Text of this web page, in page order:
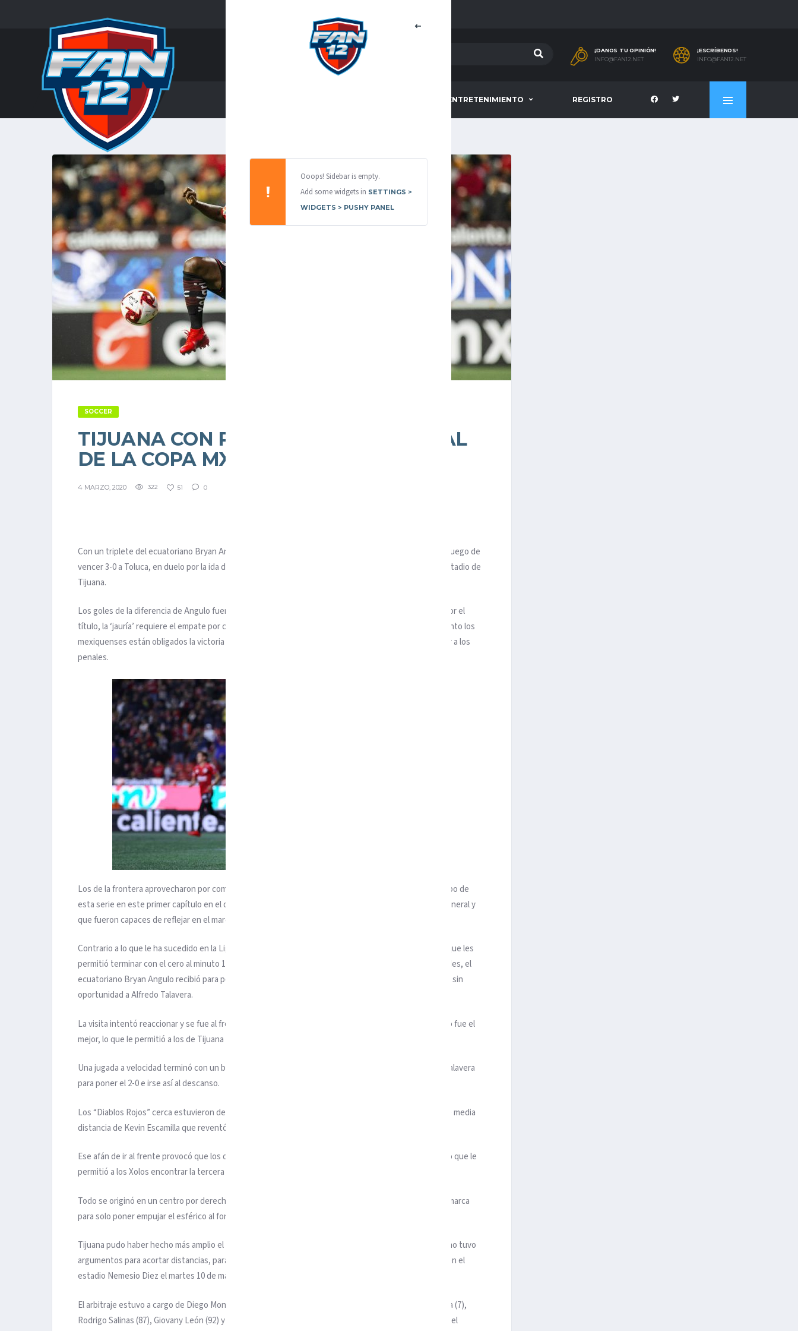
¡DANOS TU OPINIÓN!
INFO@FAN12.NET
¡ESCRÍBENOS!
INFO@FAN12.NET
ENTRETENIMIENTO REGISTRO
Ooops! Sidebar is empty.
Add some widgets in SETTINGS >
WIDGETS > PUSHY PANEL
SOCCER
TIJUANA CON PIE Y MEDIO EN LA FINAL
DE LA COPA MX
4 MARZO, 2020 322 51 0
Con un triplete del ecuatoriano Bryan Angulo, Xolos de Tijuana dio un paso muy importante a la final, luego de
vencer 3-0 a Toluca, en duelo por la ida de semifinales de la Copa MX Clausura 2020, disputado en el estadio de
Tijuana.
Los goles de la diferencia de Angulo fueron a los minutos 18, 36 y 54. Para amarrar su boleto al duelo por el
título, la ‘jauría’ requiere el empate por cualquier marcador, el triunfo o inclusive perder por dos, en tanto los
mexiquenses están obligados la victoria por cuatro para avanzar o al menos por tres goles para obligar a los
penales.
Los de la frontera aprovecharon por completo su condición de local para prácticamente definir el rumbo de
esta serie en este primer capítulo en el que fueron mejores durante prácticamente todo el trámite general y
que fueron capaces de reflejar en el marcador.
Contrario a lo que le ha sucedido en la Liga MX, los de casa ofrecieron un desempeño casi perfecto y que les
permitió terminar con el cero al minuto 18 en un balón por derecha al área donde, con muchas facilidades, el
ecuatoriano Bryan Angulo recibió para ponerse de frente y sacar un disparo pegado al poste que dejó sin
oportunidad a Alfredo Talavera.
La visita intentó reaccionar y se fue al frente en pos del empate, sin embargo, su trabajo defensivo no fue el
mejor, lo que le permitió a los de Tijuana aumentar la ventaja.
Una jugada a velocidad terminó con un balón filtrado para Angulo, quien definió entre las piernas de Talavera
para poner el 2-0 e irse así al descanso.
Los “Diablos Rojos” cerca estuvieron de recortar la ventaja al inicio del complemento en un disparo de media
distancia de Kevin Escamilla que reventó el poste derecho.
Ese afán de ir al frente provocó que los dirigidos por José Manuel de la Torre dejaran espacios atrás, lo que le
permitió a los Xolos encontrar la tercera anotación al minuto 54.
Todo se originó en un centro por derecha que llegó hasta segundo poste donde Angulo apareció sin marca
para solo poner empujar el esférico al fondo de las redes.
Tijuana pudo haber hecho más amplio el marcador, pero careció de contundencia ante un Toluca que no tuvo
argumentos para acortar distancias, para irse con un resultado muy complicado que buscará revertir en el
estadio Nemesio Diez el martes 10 de marzo.
El arbitraje estuvo a cargo de Diego Montaño, quien tuvo una buena labor. Amonestó a Kevin Escamilla (7),
Rodrigo Salinas (87), Giovany León (92) y a Alfredo Talavera tras el silbatazo final; Carlos Higuera (88) y el